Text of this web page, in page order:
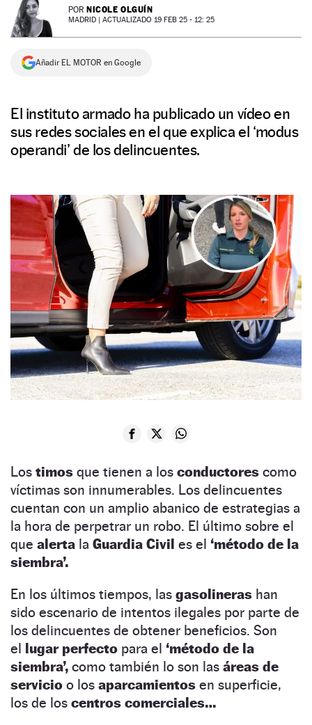
NEWSLETTER POR NICOLE OLGUÍN
MADRID | ACTUALIZADO 19 FEB 25 - 12: 25
Añadir EL MOTOR en Google
El instituto armado ha publicado un vídeo en
sus redes sociales en el que explica el ‘modus
operandi’ de los delincuentes.
Los timos que tienen a los conductores como
víctimas son innumerables. Los delincuentes
cuentan con un amplio abanico de estrategias a
la hora de perpetrar un robo. El último sobre el
que alerta la Guardia Civil es el ‘método de la
siembra’.
En los últimos tiempos, las gasolineras han
sido escenario de intentos ilegales por parte de
los delincuentes de obtener beneficios. Son
el lugar perfecto para el ‘método de la
siembra’, como también lo son las áreas de
servicio o los aparcamientos en superficie,
los de los centros comerciales…